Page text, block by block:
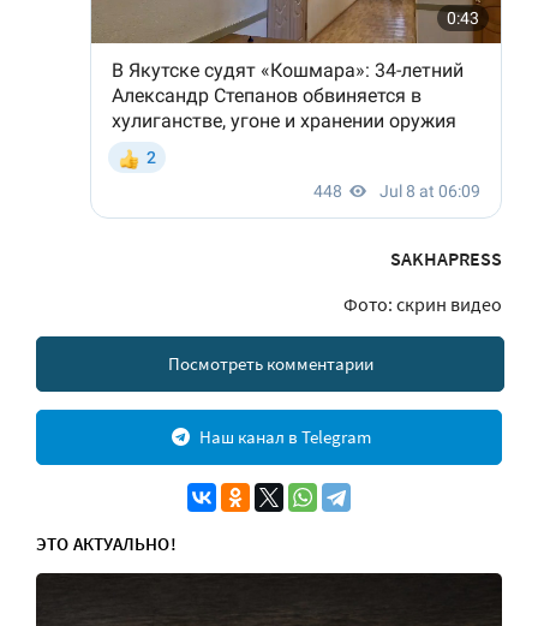
SAKHAPRESS
Фото: скрин видео
Посмотреть комментарии
Наш канал в Telegram
ЭТО АКТУАЛЬНО!